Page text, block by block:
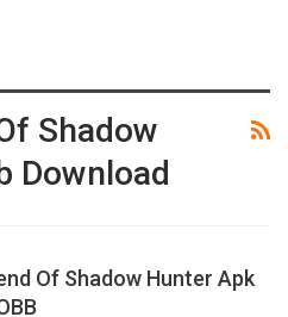
Shadow
Download
Of Shadow Hunter Apk